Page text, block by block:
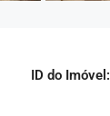
ID do Imóvel: